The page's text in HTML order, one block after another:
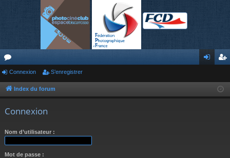
or
u nr
Connexion S’enregistrer
Index du forum
Connexion
Nom d’utilisateur :
Mot de passe :